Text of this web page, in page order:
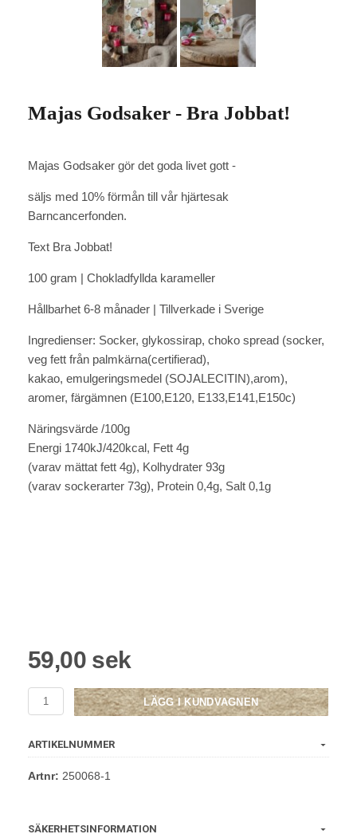
Majas Godsaker - Bra Jobbat!
Majas Godsaker gör det goda livet gott -
säljs med 10% förmån till vår hjärtesak
Barncancerfonden.
Text Bra Jobbat!
100 gram | Chokladfyllda karameller
Hållbarhet 6-8 månader | Tillverkade i Sverige
Ingredienser: Socker, glykossirap, choko spread (socker,
veg fett från palmkärna(certifierad),
kakao, emulgeringsmedel (SOJALECITIN),arom),
aromer, färgämnen (E100,E120, E133,E141,E150c)
Näringsvärde /100g
Energi 1740kJ/420kcal, Fett 4g
(varav mättat fett 4g), Kolhydrater 93g
(varav sockerarter 73g), Protein 0,4g, Salt 0,1g
59,00 sek
LÄGG I KUNDVAGNEN
ARTIKELNUMMER
Artnr: 250068-1
SÄKERHETSINFORMATION